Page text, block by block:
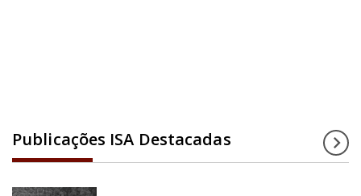
Publicações ISA Destacadas